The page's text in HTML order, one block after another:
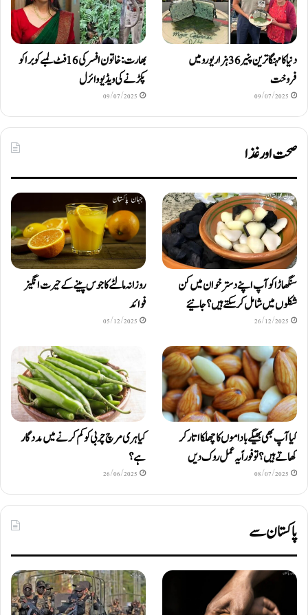
دنیا کا مہنگا ترین پنیر 36 ہزار یورو میں
فروخت
09/07/2025
بھارت: خاتون افسر کی 16 فٹ لمبے کوبرا کو
پکڑنے کی ویڈیو وائرل
09/07/2025
صحت اور غذا
سنگھاڑا کو آپ اپنے دستر خوان میں کن
شکلوں میں شامل کرسکتے ہیں ؟ جانیئے
26/12/2025
روزانہ مالٹے کا جوس پینے کے حیرت انگیز
فوائد
05/12/2025
کیا آپ بھی بھیگے باداموں کا چھلکا اتار کر
کھاتے ہیں؟ تو فوراً یہ عمل روک دیں
08/07/2025
کیا ہری مرچ چربی کو کم کرنے میں مددگار
ہے؟
26/06/2025
پاکستان سے